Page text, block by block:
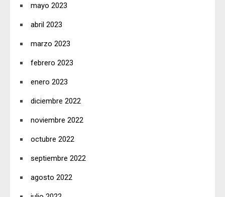
mayo 2023
abril 2023
marzo 2023
febrero 2023
enero 2023
diciembre 2022
noviembre 2022
octubre 2022
septiembre 2022
agosto 2022